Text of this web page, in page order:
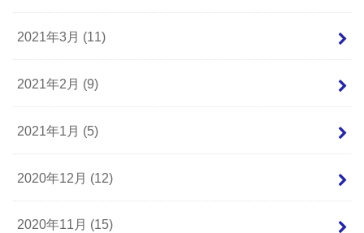
2021年3月 (11)
2021年2月 (9)
2021年1月 (5)
2020年12月 (12)
2020年11月 (15)